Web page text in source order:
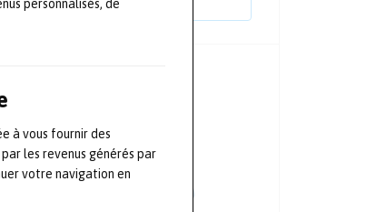
personnalisés, de
à vous fournir des
les revenus générés par
votre navigation en